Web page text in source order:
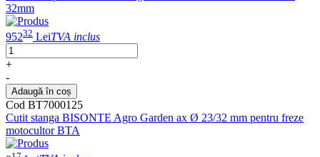
32mm
95232 LeiTVA inclus
+
-
Adaugă în coș
Cod BT7000125
Cutit stanga BISONTE Agro Garden ax Ø 23/32 mm pentru freze
motocultor BTA